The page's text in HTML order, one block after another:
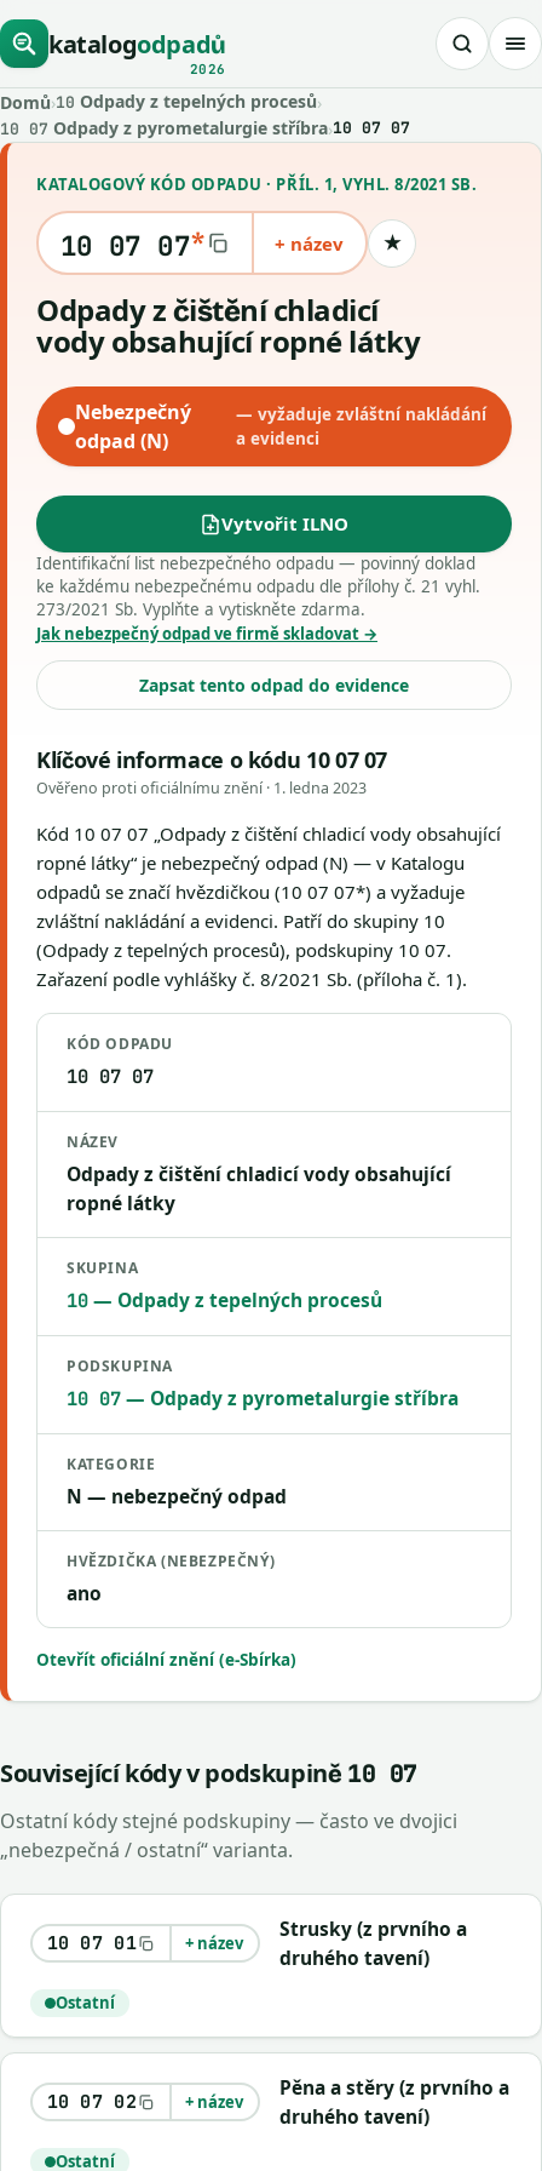
katalogodpadů
2026
Domů›10 Odpady z tepelných procesů›
10 07 Odpady z pyrometalurgie stříbra›10 07 07
KATALOGOVÝ KÓD ODPADU · PŘÍL. 1, VYHL. 8/2021 SB.
10 07 07* + název ★Uložit kód
Odpady z čištění chladicí
vody obsahující ropné látky
Nebezpečný
odpad (N)
— vyžaduje zvláštní nakládání
a evidenci
Vytvořit ILNO
Identifikační list nebezpečného odpadu — povinný doklad
ke každému nebezpečnému odpadu dle přílohy č. 21 vyhl.
273/2021 Sb. Vyplňte a vytiskněte zdarma.
Jak nebezpečný odpad ve firmě skladovat →
Zapsat tento odpad do evidence
Klíčové informace o kódu 10 07 07
Ověřeno proti oficiálnímu znění · 1. ledna 2023
Kód 10 07 07 „Odpady z čištění chladicí vody obsahující
ropné látky“ je nebezpečný odpad (N) — v Katalogu
odpadů se značí hvězdičkou (10 07 07*) a vyžaduje
zvláštní nakládání a evidenci. Patří do skupiny 10
(Odpady z tepelných procesů), podskupiny 10 07.
Zařazení podle vyhlášky č. 8/2021 Sb. (příloha č. 1).
KÓD ODPADU
10 07 07
NÁZEV
Odpady z čištění chladicí vody obsahující
ropné látky
SKUPINA
10— Odpady z tepelných procesů
PODSKUPINA
10 07— Odpady z pyrometalurgie stříbra
KATEGORIE
N — nebezpečný odpad
HVĚZDIČKA (NEBEZPEČNÝ)
ano
Otevřít oficiální znění (e-Sbírka)
Související kódy v podskupině 10 07
Ostatní kódy stejné podskupiny — často ve dvojici
„nebezpečná / ostatní“ varianta.
10 07 01 + název
Strusky (z prvního a
druhého tavení)
Ostatní
10 07 02 + název
Pěna a stěry (z prvního a
druhého tavení)
Ostatní